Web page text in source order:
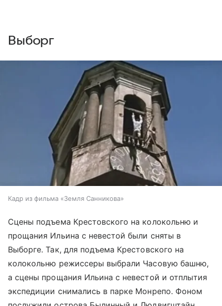
Выборг
Кадр из фильма «Земля Санникова»
Сцены подъема Крестовского на колокольню и
прощания Ильина с невестой были сняты в
Выборге. Так, для подъема Крестовского на
колокольню режиссеры выбрали Часовую башню,
а сцены прощания Ильина с невестой и отплытия
экспедиции снимались в парке Монрепо. Фоном